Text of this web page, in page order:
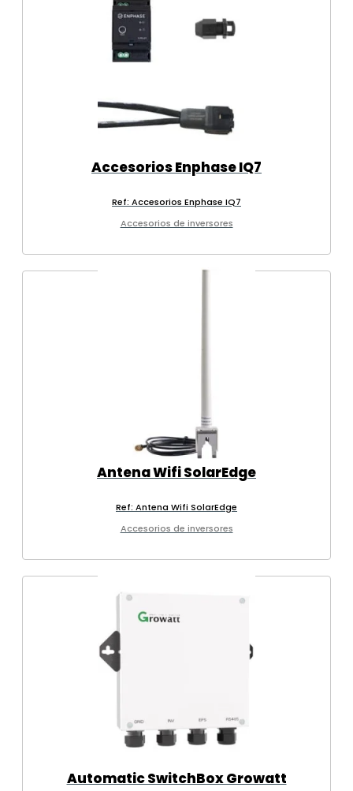
Accesorios Enphase IQ7
Ref: Accesorios Enphase IQ7
Accesorios de inversores
Antena Wifi SolarEdge
Ref: Antena Wifi SolarEdge
Accesorios de inversores
Automatic SwitchBox Growatt